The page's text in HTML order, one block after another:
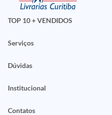
TOP 10 + VENDIDOS
Serviços
Dúvidas
Institucional
Contatos